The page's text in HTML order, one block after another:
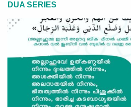
DUA SERIES